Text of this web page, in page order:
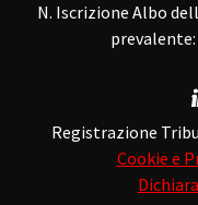
N. Iscrizione Albo
prevalente:
Registrazione
Cookie e